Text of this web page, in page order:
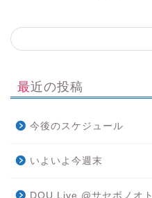
最近の投稿
今後のスケジュール
いよいよ今週末
DOU Live @サセボノオト